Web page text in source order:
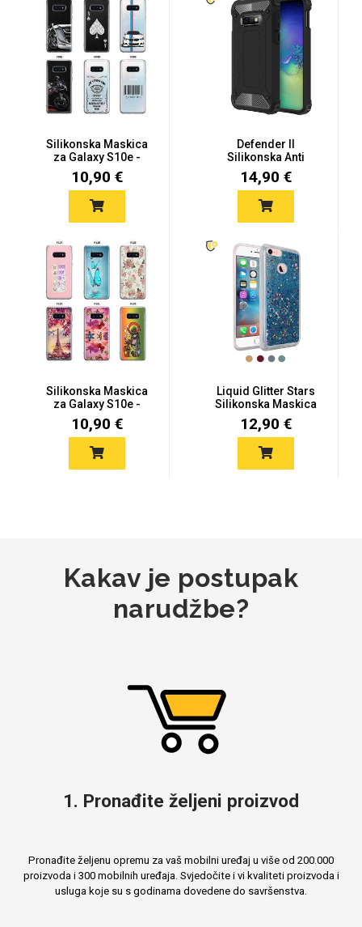
Silikonska Maskica
za Galaxy S10e -
Šareni mot...
10,90 €
Defender II
Silikonska Anti
Shock Maskica za
S...
14,90 €
Silikonska Maskica
za Galaxy S10e -
Šareni mot...
10,90 €
Liquid Glitter Stars
Silikonska Maskica
za Gal...
12,90 €
Kakav je postupak
narudžbe?
1. Pronađite željeni proizvod
Pronađite željenu opremu za vaš mobilni uređaj u više od 200.000
proizvoda i 300 mobilnih uređaja. Svjedočite i vi kvaliteti proizvoda i
usluga koje su s godinama dovedene do savršenstva.
Monogrami Dječji motivi
Za njega Za nju
Svijet životinja Auto - Moto motivi
Mandale / Cvjetni motivi Citati & Stihovi
Gaming motivi
Obiteljski motivi Mix